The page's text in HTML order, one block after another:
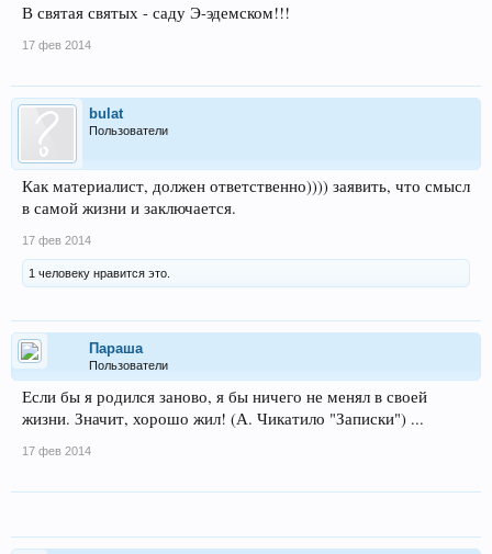
В святая святых - саду Э-эдемском!!!
17 фев 2014
bulat
Пользователи
Как материалист, должен ответственно)))) заявить, что смысл
в самой жизни и заключается.
17 фев 2014
1 человеку нравится это.
Параша
Пользователи
Если бы я родился заново, я бы ничего не менял в своей
жизни. Значит, хорошо жил! (А. Чикатило "Записки") ...
17 фев 2014